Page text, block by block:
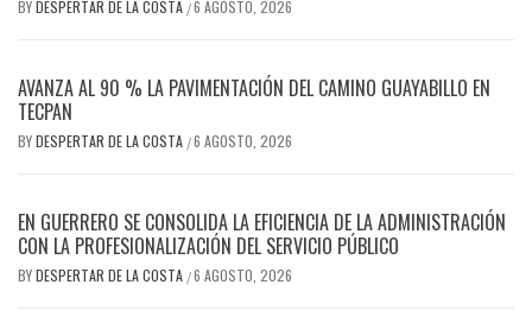
BYDESPERTAR DE LA COSTA /6 AGOSTO, 2026
AVANZA AL 90 % LA PAVIMENTACIÓN DEL CAMINO GUAYABILLO EN
TECPAN
BYDESPERTAR DE LA COSTA /6 AGOSTO, 2026
EN GUERRERO SE CONSOLIDA LA EFICIENCIA DE LA ADMINISTRACIÓN
CON LA PROFESIONALIZACIÓN DEL SERVICIO PÚBLICO
BYDESPERTAR DE LA COSTA /6 AGOSTO, 2026